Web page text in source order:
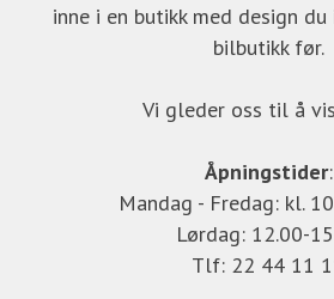
inne i en butikk med design
bilbutikk før.
Vi gleder oss til å
Åpningstider:
Mandag - Fredag: kl.
Lørdag: 12.00-
Tlf: 22 44 11